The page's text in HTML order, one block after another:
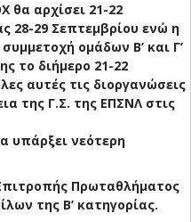
θα αρχίσει 21-22
28-29 Σεπτεμβρίου ενώ η
ομάδων Β’ και Γ’
το διήμερο 21-22
αυτές τις διοργανώσεις
της Γ.Σ. της ΕΠΣΝΛ στις
υπάρξει νεότερη
Πρωταθλήματος
της Β’ κατηγορίας.